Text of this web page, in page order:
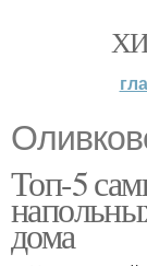
Топ-5
дома